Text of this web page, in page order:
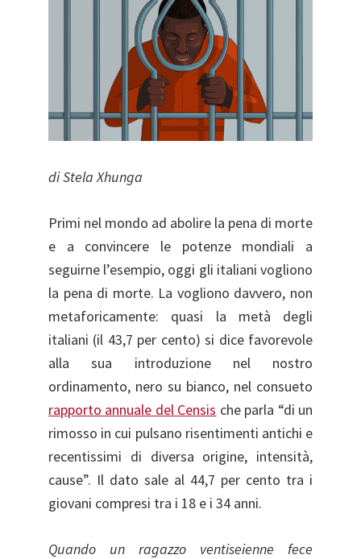
di Stela Xhunga
Primi nel mondo ad abolire la pena di morte
e a convincere le potenze mondiali a
seguirne l’esempio, oggi gli italiani vogliono
la pena di morte. La vogliono davvero, non
metaforicamente: quasi la metà degli
italiani (il 43,7 per cento) si dice favorevole
alla sua introduzione nel nostro
ordinamento, nero su bianco, nel consueto
rapporto annuale del Censis che parla “di un
rimosso in cui pulsano risentimenti antichi e
recentissimi di diversa origine, intensità,
cause”. Il dato sale al 44,7 per cento tra i
giovani compresi tra i 18 e i 34 anni.
Quando un ragazzo ventiseienne fece